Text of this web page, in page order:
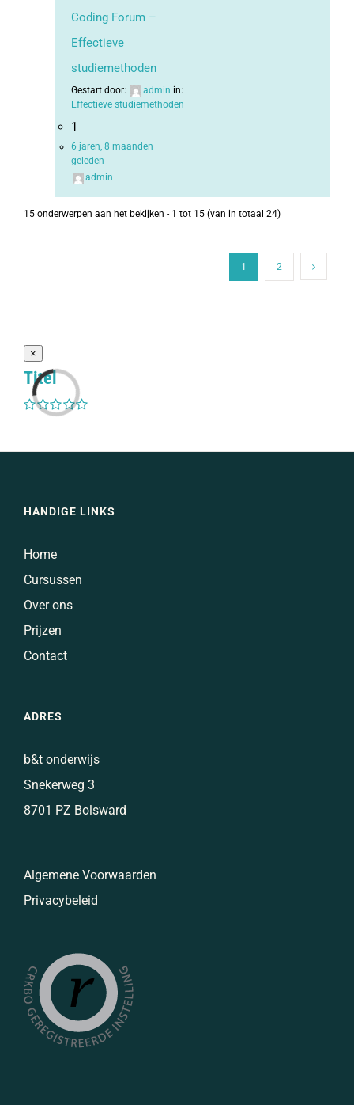
Coding Forum –
Effectieve
studiemethoden
Gestart door: admin in:
Effectieve studiemethoden
1
6 jaren, 8 maanden
geleden
admin
15 onderwerpen aan het bekijken - 1 tot 15 (van in totaal 24)
1 2
Close
product
quick
view
×
Titel
HANDIGE LINKS
Home
Cursussen
Over ons
Prijzen
Contact
ADRES
b&t onderwijs
Snekerweg 3
8701 PZ Bolsward
Algemene Voorwaarden
Privacybeleid